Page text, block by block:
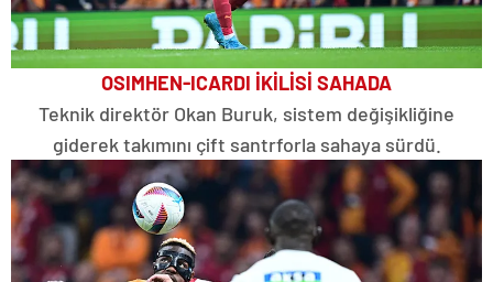
OSIMHEN-ICARDI İKİLİSİ SAHADA
Teknik direktör Okan Buruk, sistem değişikliğine
giderek takımını çift santrforla sahaya sürdü.